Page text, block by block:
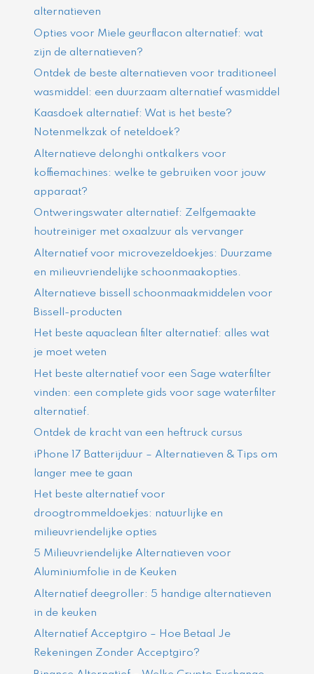
alternatieven
Opties voor Miele geurflacon alternatief: wat
zijn de alternatieven?
Ontdek de beste alternatieven voor traditioneel
wasmiddel: een duurzaam alternatief wasmiddel
Kaasdoek alternatief: Wat is het beste?
Notenmelkzak of neteldoek?
Alternatieve delonghi ontkalkers voor
koffiemachines: welke te gebruiken voor jouw
apparaat?
Ontweringswater alternatief: Zelfgemaakte
houtreiniger met oxaalzuur als vervanger
Alternatief voor microvezeldoekjes: Duurzame
en milieuvriendelijke schoonmaakopties.
Alternatieve bissell schoonmaakmiddelen voor
Bissell-producten
Het beste aquaclean filter alternatief: alles wat
je moet weten
Het beste alternatief voor een Sage waterfilter
vinden: een complete gids voor sage waterfilter
alternatief.
Ontdek de kracht van een heftruck cursus
iPhone 17 Batterijduur – Alternatieven & Tips om
langer mee te gaan
Het beste alternatief voor
droogtrommeldoekjes: natuurlijke en
milieuvriendelijke opties
5 Milieuvriendelijke Alternatieven voor
Aluminiumfolie in de Keuken
Alternatief deegroller: 5 handige alternatieven
in de keuken
Alternatief Acceptgiro – Hoe Betaal Je
Rekeningen Zonder Acceptgiro?